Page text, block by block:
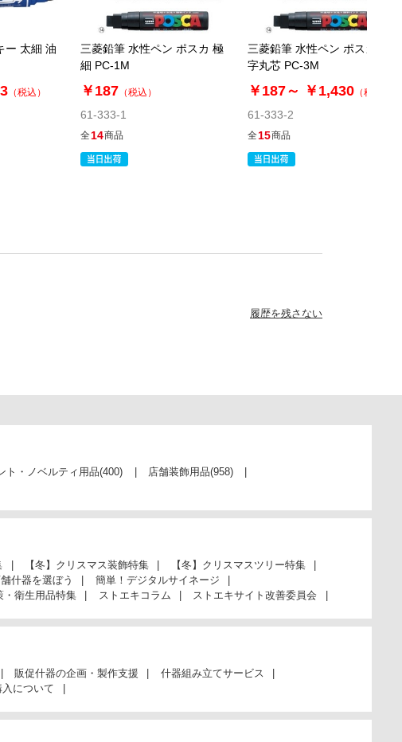
ー 太細 油
（税込）
三菱鉛筆 水性ペン ポスカ 極
細 PC-1M
￥187 （税込）
61-333-1
全14商品
三菱鉛筆 水性ペン ポスカ 細
字丸芯 PC-3M
￥187～ ￥1,430 （税込）
61-333-2
全15商品
履歴を残さない
ト・ノベルティ用品(400) 店舗装飾用品(958)
【冬】クリスマス装飾特集
【冬】クリスマスツリー特集
舗什器を選ぼう
簡単！デジタルサイネージ
・衛生用品特集 ストエキコラム ストエキサイト改善委員会
販促什器の企画・製作支援
什器組み立てサービス
について